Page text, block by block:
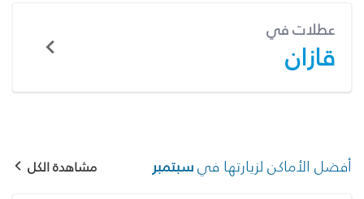
عطلات في
قازان
أفضل الأماكن لزيارتها فيسبتمبر مشاهدة الكل